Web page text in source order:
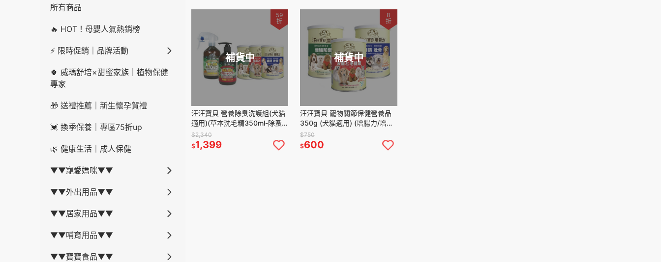
所有商品
🔥 HOT！母嬰人氣熱銷榜
⚡ 限時促銷｜品牌活動
🍀 威瑪舒培×甜蜜家族｜植物保健
專家
🎁 送禮推薦｜新生懷孕賀禮
💓 換季保養｜專區75折up
🌿 健康生活｜成人保健
▼▼寵愛媽咪▼▼
▼▼外出用品▼▼
▼▼居家用品▼▼
▼▼哺育用品▼▼
▼▼寶寶食品▼▼
補貨中
59
折
汪汪寶貝 營養除臭洗護組(犬貓
適用)(草本洗毛精350ml-除蚤
用+除臭噴霧350ml+寵物關節
保健營養品350g)
$2,340
$1,399
補貨中
8
折
汪汪寶貝 寵物關節保健營養品
350g (犬貓適用) (增腸力/增骨
力/增亮麗)
$750
$600